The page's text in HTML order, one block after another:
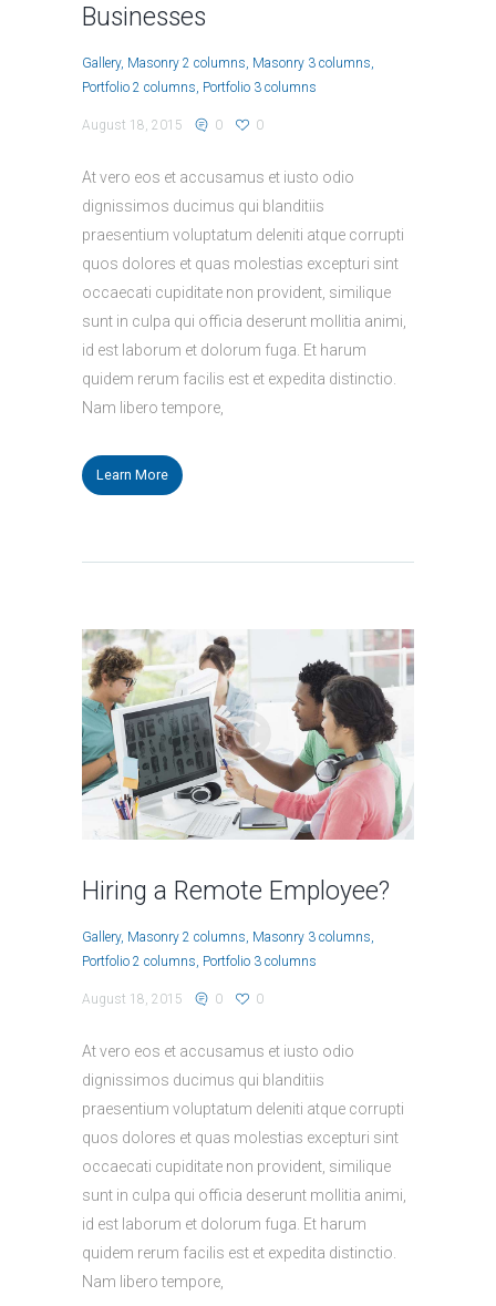
Businesses
Gallery Masonry 2 columns Masonry 3 columns
Portfolio 2 columns Portfolio 3 columns
August 18, 2015 0 0
At vero eos et accusamus et iusto odio
dignissimos ducimus qui blanditiis
praesentium voluptatum deleniti atque corrupti
quos dolores et quas molestias excepturi sint
occaecati cupiditate non provident, similique
sunt in culpa qui officia deserunt mollitia animi,
id est laborum et dolorum fuga. Et harum
quidem rerum facilis est et expedita distinctio.
Nam libero tempore,
Learn More
Hiring a Remote Employee?
Gallery Masonry 2 columns Masonry 3 columns
Portfolio 2 columns Portfolio 3 columns
August 18, 2015 0 0
At vero eos et accusamus et iusto odio
dignissimos ducimus qui blanditiis
praesentium voluptatum deleniti atque corrupti
quos dolores et quas molestias excepturi sint
occaecati cupiditate non provident, similique
sunt in culpa qui officia deserunt mollitia animi,
id est laborum et dolorum fuga. Et harum
quidem rerum facilis est et expedita distinctio.
Nam libero tempore,